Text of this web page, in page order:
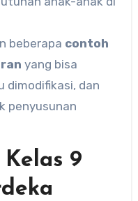
beberapa contoh
yang bisa
dimodifikasi, dan
penyusunan
Kelas 9